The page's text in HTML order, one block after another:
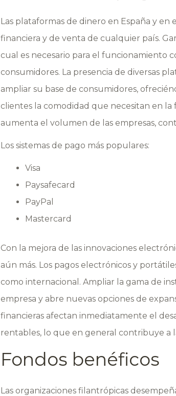
Las plataformas de dinero en España y en
financiera y de venta de cualquier país.
cual es necesario para el funcionamiento
consumidores. La presencia de diversas
ampliar su base de consumidores,
clientes la comodidad que necesitan en la
aumenta el volumen de las empresas,
Los sistemas de pago más populares:
Visa
Paysafecard
PayPal
Mastercard
Con la mejora de las innovaciones
aún más. Los pagos electrónicos y
como internacional. Ampliar la gama de
empresa y abre nuevas opciones de
financieras afectan inmediatamente el
rentables, lo que en general contribuye a
Fondos benéficos
Las organizaciones filantrópicas